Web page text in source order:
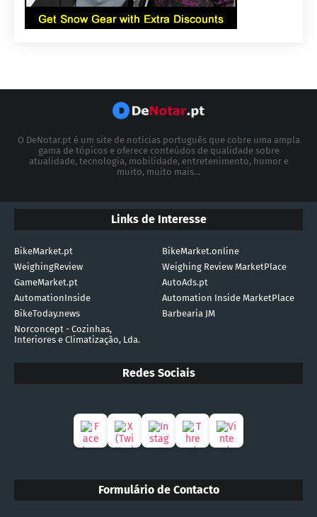
O DeNotar.pt é um site de notícias português que cobre uma ampla
gama de tópicos e oferece conteúdos de qualidade sobre
atualidade, tecnologia, mobilidade, entretenimento, humor e
muito, muito mais...
Links de Interesse
BikeMarket.pt
BikeMarket.online
WeighingReview
Weighing Review MarketPlace
GameMarket.pt
AutoAds.pt
AutomationInside
Automation Inside MarketPlace
BikeToday.news
Barbearia JM
Norconcept - Cozinhas,
Interiores e Climatização, Lda.
Redes Sociais
Formulário de Contacto